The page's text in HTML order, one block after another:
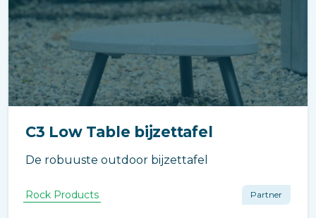
C3 Low Table bijzettafel
De robuuste outdoor bijzettafel
Rock Products Partner